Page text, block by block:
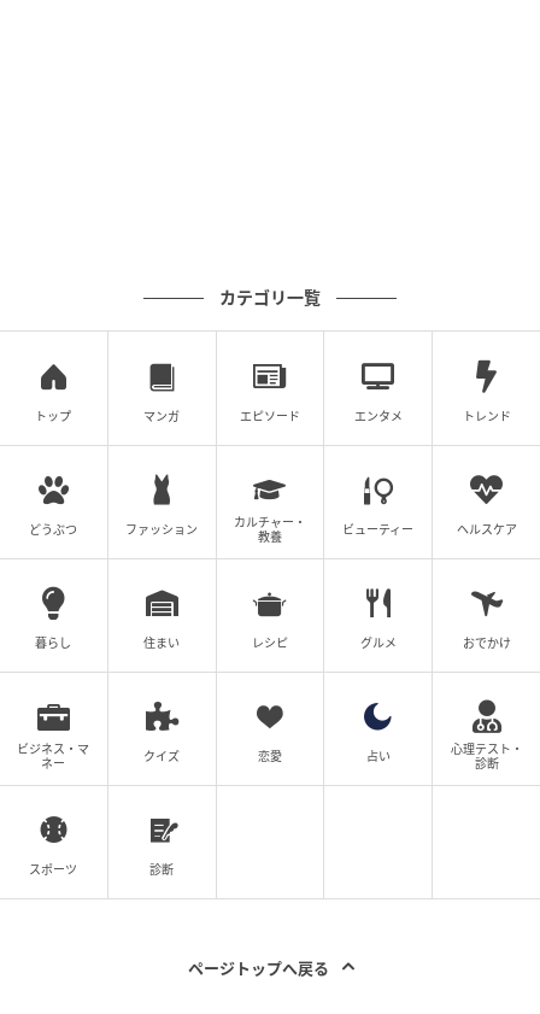
#1 「ママ、生きてるよね？」寝ていると思
って部屋を開けたら
カテゴリ一覧
トップ マンガ エピソード エンタメ トレンド
どうぶつ ファッション
カルチャー・
教養
ビューティー ヘルスケア
暮らし 住まい レシピ グルメ おでかけ
ビジネス・マ
ネー
クイズ 恋愛 占い
心理テスト・
診断
スポーツ 診断
ページトップへ戻る